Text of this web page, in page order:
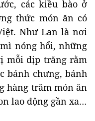
các kiều bào ở
thức món ăn có
Như Lan là nơi
nóng hổi, những
mỗi dịp trăng rằm
bánh chưng, bánh
hàng trăm món ăn
lao động gần xa…